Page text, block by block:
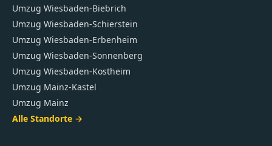
Umzug Wiesbaden-Biebrich
Umzug Wiesbaden-Schierstein
Umzug Wiesbaden-Erbenheim
Umzug Wiesbaden-Sonnenberg
Umzug Wiesbaden-Kostheim
Umzug Mainz-Kastel
Umzug Mainz
Alle Standorte →